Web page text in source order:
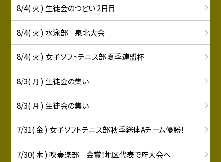
8/4( 火 ) 生徒会のつどい 2日目
8/4( 火 ) 水泳部 泉北大会
8/4( 火 ) 女子ソフトテニス部 夏季連盟杯
8/3( 月 ) 生徒会の集い
8/3( 月 ) 生徒会の集い
7/31( 金 ) 女子ソフトテニス部 秋季総体Aチーム優勝！
7/30( 木 ) 吹奏楽部 金賞！地区代表で府大会へ